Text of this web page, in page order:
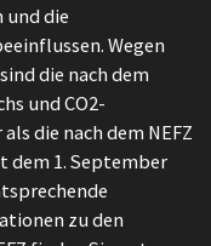
und die
Wegen
die nach dem
und CO2-
die nach dem NEFZ
dem 1. September
zu den